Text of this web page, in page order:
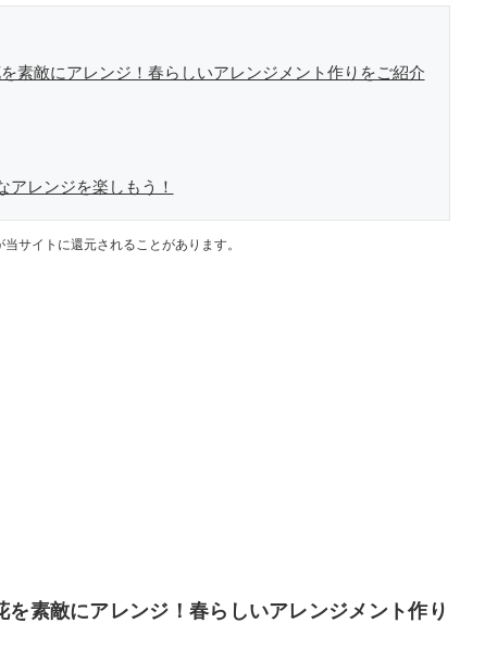
素敵にアレンジ！春らしいアレンジメント作りをご紹介
アレンジを楽しもう！
サイトに還元されることがあります。
素敵にアレンジ！春らしいアレンジメント作り